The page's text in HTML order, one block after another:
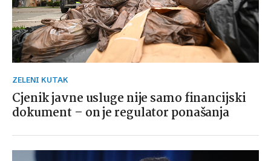
ZELENI KUTAK
Cjenik javne usluge nije samo financijski
dokument – on je regulator ponašanja